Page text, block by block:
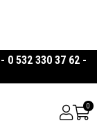
0 532 330 37 62 -
0